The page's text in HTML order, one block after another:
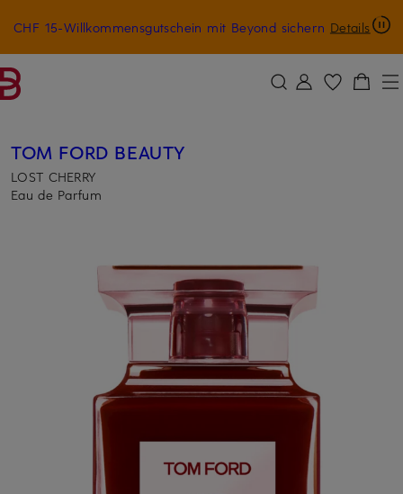
ZUM HAUPTINHALT ÜBERSPRINGEN ZUM SUCHFELD ÜBERSPRINGEN
CHF 15-Willkommensgutschein mit Beyond sichern Details
TOM FORD BEAUTY
LOST CHERRY
Eau de Parfum